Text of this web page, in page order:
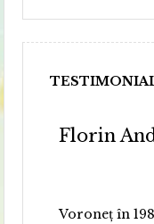
Florin
Voroneț în